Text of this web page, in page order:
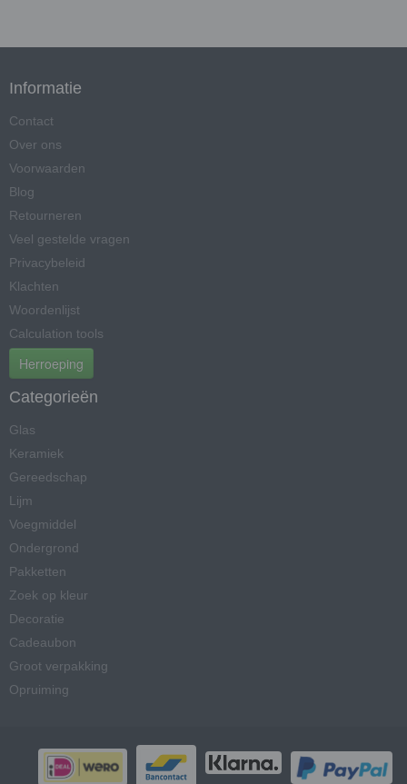
Informatie
Contact
Over ons
Voorwaarden
Blog
Retourneren
Veel gestelde vragen
Privacybeleid
Klachten
Woordenlijst
Calculation tools
Herroeping
Categorieën
Glas
Keramiek
Gereedschap
Lijm
Voegmiddel
Ondergrond
Pakketten
Zoek op kleur
Decoratie
Cadeaubon
Groot verpakking
Opruiming